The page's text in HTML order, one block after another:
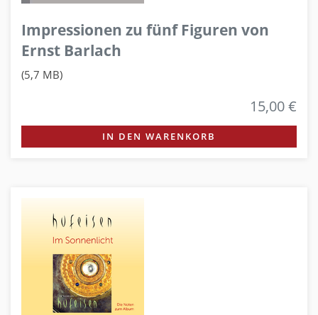
Impressionen zu fünf Figuren von
Ernst Barlach
(5,7 MB)
15,00 €
IN DEN WARENKORB